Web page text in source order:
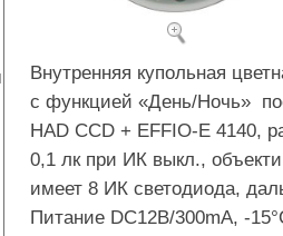
Внутренняя купольная
с функцией «День/Ночь»
HAD CCD + EFFIO-E 4140,
0,1 лк при ИК выкл.,
имеет 8 ИК светодиода,
Питание DC12В/300mA, -